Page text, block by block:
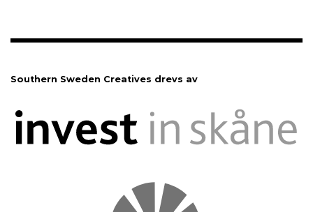
Southern Sweden Creatives drevs av